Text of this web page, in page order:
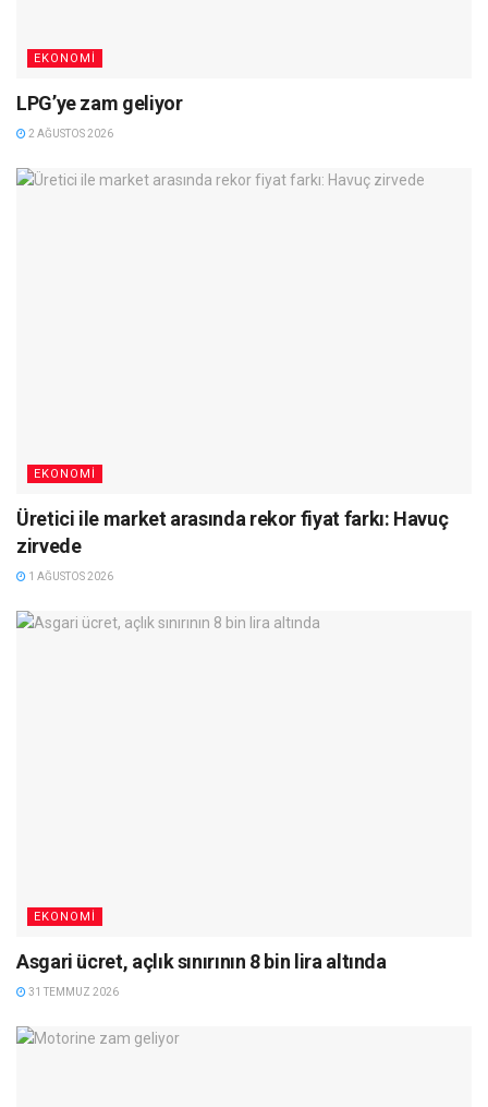
EKONOMI
LPG’ye zam geliyor
2 AĞUSTOS 2026
EKONOMI
Üretici ile market arasında rekor fiyat farkı: Havuç
zirvede
1 AĞUSTOS 2026
EKONOMI
Asgari ücret, açlık sınırının 8 bin lira altında
31 TEMMUZ 2026